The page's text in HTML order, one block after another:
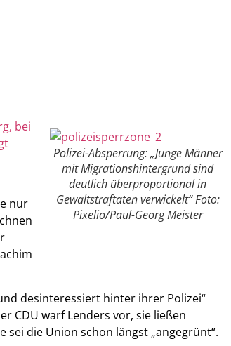
Polizei-Absperrung: „Junge Männer
mit Migrationshintergrund sind
deutlich überproportional in
Gewaltstraftaten verwickelt“ Foto:
Pixelio/Paul-Georg Meister
bei
nur
desinteressiert hinter ihrer Polizei“
CDU warf Lenders vor, sie ließen
sei die Union schon längst „angegrünt“.